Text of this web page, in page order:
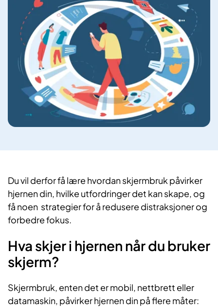
Du vil derfor få lære hvordan skjermbruk påvirker
hjernen din, hvilke utfordringer det kan skape, og
få noen strategier for å redusere distraksjoner og
forbedre fokus.
Hva skjer i hjernen når du bruker
skjerm?
Skjermbruk, enten det er mobil, nettbrett eller
datamaskin, påvirker hjernen din på flere måter: